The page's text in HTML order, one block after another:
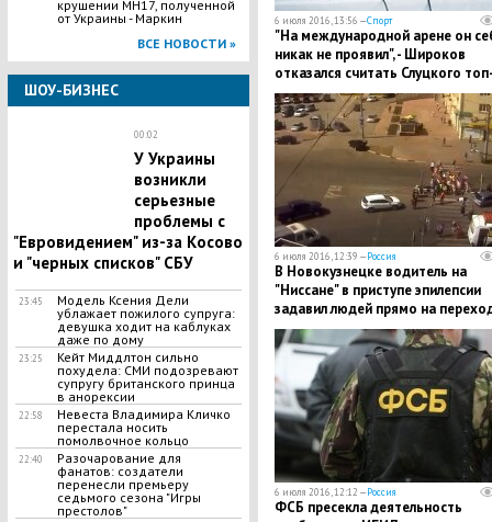
крушении MH17, полученной
от Украины - Маркин
ВСЕ НОВОСТИ »
ШОУ-БИЗНЕС
00:02
У Украины
возникли
серьезные
проблемы с
"Евровидением" из-за Косово
и "черных списков" СБУ
23:45
Модель Ксения Дели
ублажает пожилого супруга:
девушка ходит на каблуках
даже по дому
23:25
Кейт Миддлтон сильно
похудела: СМИ подозревают
супругу британского принца
в анорексии
22:58
Невеста Владимира Кличко
перестала носить
помолвочное кольцо
22:40
Разочарование для
фанатов: создатели
перенесли премьеру
седьмого сезона "Игры
престолов"
6 июля 2016, 13:56 —Спорт
"На международной арене он
никак не проявил", - Широков
отказался считать Слуцкого
тренером
6 июля 2016, 12:39 —Россия
В Новокузнецке водитель на
"Ниссане" в приступе эпилепсии
задавил людей прямо на
6 июля 2016, 12:12 —Россия
ФСБ пресекла деятельность